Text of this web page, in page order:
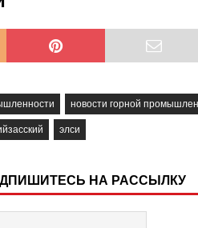
новости горной
элси
НА РАССЫЛКУ